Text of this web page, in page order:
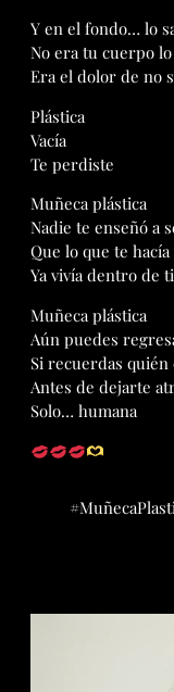
Y en el fondo… lo
No era tu cuerpo
Era el dolor de no
Plástica
Vacía
Te perdiste
Muñeca plástica
Nadie te enseñó a
Que lo que te
Ya vivía dentro de ti
Muñeca plástica
Aún puedes
Si recuerdas quién
Antes de dejarte
Solo… humana